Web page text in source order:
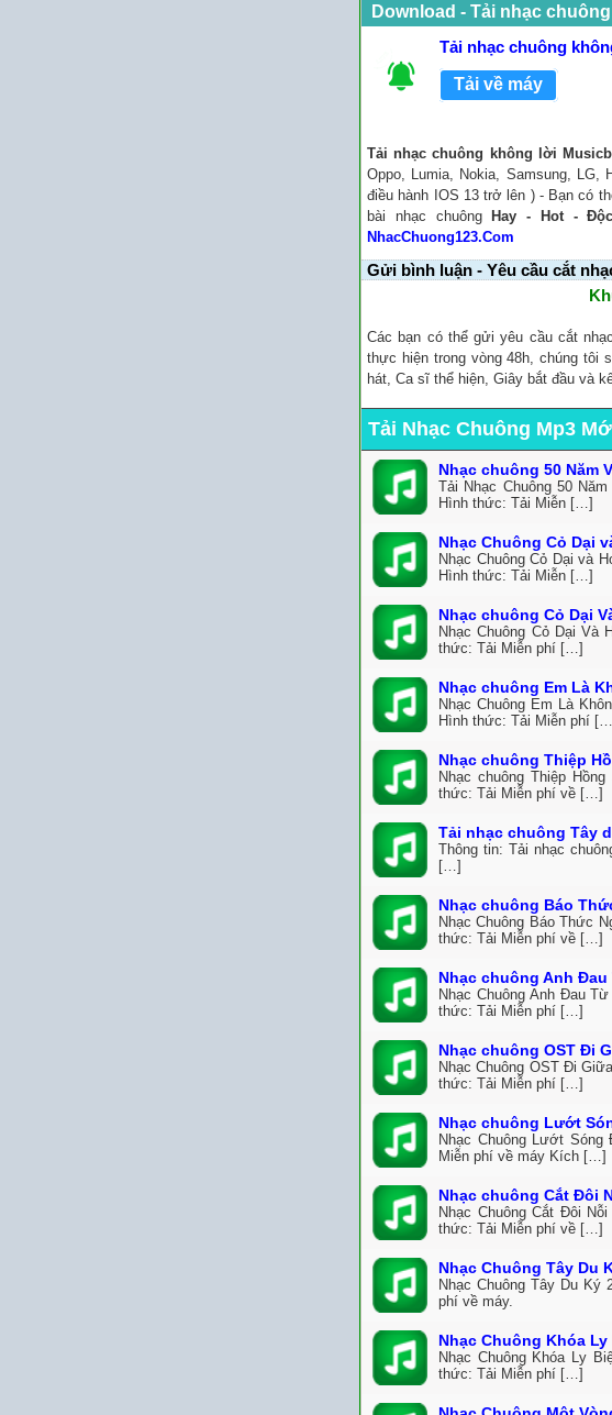
Download - Tải nhạc chuông
Tải nhạc chuông
Tải về máy
Tải nhạc chuông không lời
Oppo, Lumia, Nokia, Samsung, LG,
điều hành IOS 13 trở lên ) - Bạn có
bài nhạc chuông
Hay - Hot -
NhacChuong123.Com
Gửi bình luận - Yêu cầu cắt
Các bạn có thể gửi yêu cầu cắt
thực hiện trong vòng 48h, chúng tôi
hát, Ca sĩ thể hiện, Giây bắt đầu và
Tải Nhạc Chuông Mp3
Nhạc chuông 50 Năm
Tải Nhạc Chuông 50
Hình thức: Tải Miễn […]
Nhạc Chuông Cỏ Dại
Nhạc Chuông Cỏ Dại và
Hình thức: Tải Miễn […]
Nhạc chuông Cỏ Dại
Nhạc Chuông Cỏ Dại Và
thức: Tải Miễn phí […]
Nhạc chuông Em Là
Nhạc Chuông Em Là
Hình thức: Tải Miễn phí
Nhạc chuông Thiệp
Nhạc chuông Thiệp
thức: Tải Miễn phí về […]
Tải nhạc chuông Tây
Thông tin: Tải nhạc
[…]
Nhạc chuông Báo
Nhạc Chuông Báo Thức
thức: Tải Miễn phí về […]
Nhạc chuông Anh
Nhạc Chuông Anh Đau
thức: Tải Miễn phí […]
Nhạc chuông OST Đi
Nhạc Chuông OST Đi
thức: Tải Miễn phí […]
Nhạc chuông Lướt
Nhạc Chuông Lướt
Miễn phí về máy Kích […]
Nhạc chuông Cắt Đôi
Nhạc Chuông Cắt Đôi
thức: Tải Miễn phí về […]
Nhạc Chuông Tây Du
Nhạc Chuông Tây Du
phí về máy.
Nhạc Chuông Khóa
Nhạc Chuông Khóa Ly
thức: Tải Miễn phí […]